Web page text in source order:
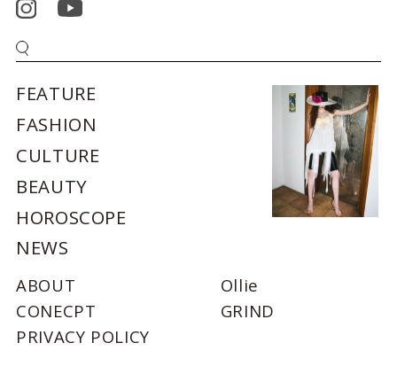
FEATURE
FASHION
CULTURE
BEAUTY
HOROSCOPE
NEWS
ABOUT
CONECPT
PRIVACY POLICY
Ollie
GRIND